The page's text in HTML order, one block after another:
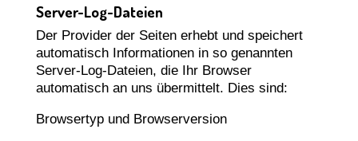
Server-Log-Dateien
Der Provider der Seiten erhebt und speichert
automatisch Informationen in so genannten
Server-Log-Dateien, die Ihr Browser
automatisch an uns übermittelt. Dies sind:
Browsertyp und Browserversion